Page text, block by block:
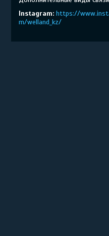
Instagram https://
m/welland_kz/